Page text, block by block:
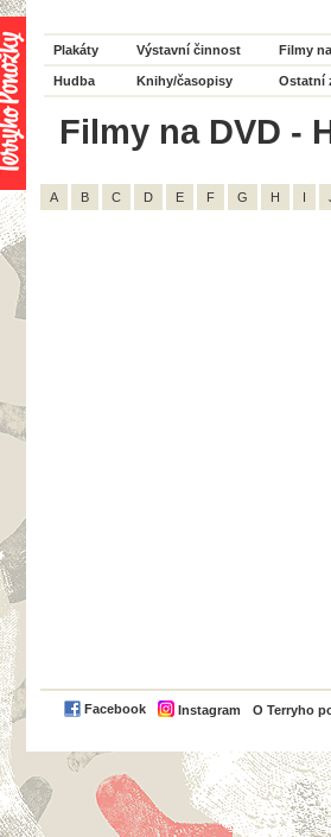
Plakáty Výstavní činnost Filmy
Hudba Knihy/časopisy Ostatní
Filmy na DVD -
A B C D E F G H I
Facebook Instagram O Terryho